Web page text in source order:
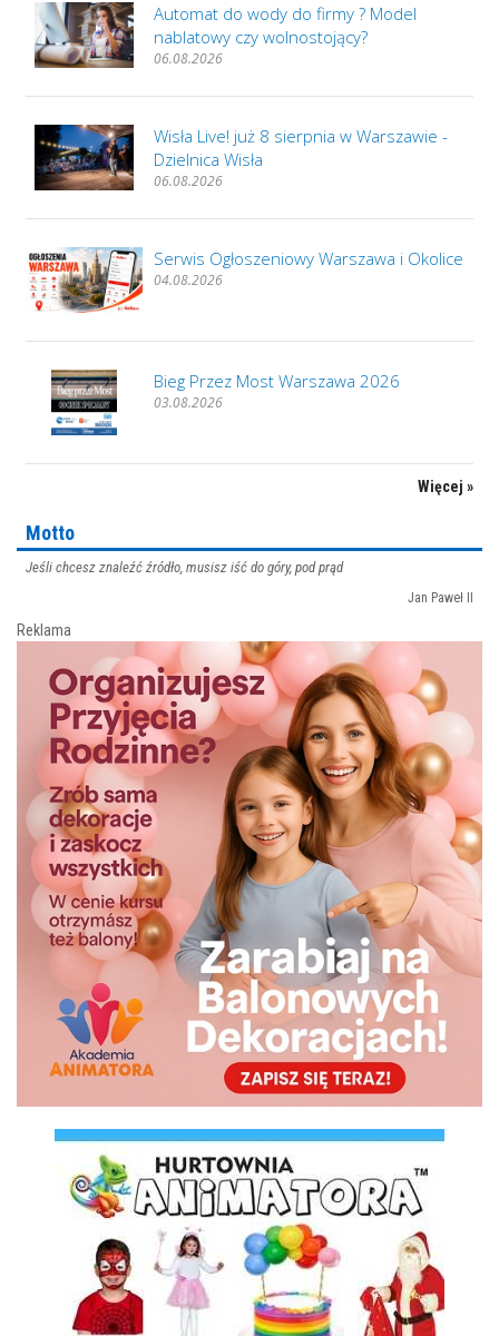
Automat do wody do firmy ? Model
nablatowy czy wolnostojący?
06.08.2026
Wisła Live! już 8 sierpnia w Warszawie -
Dzielnica Wisła
06.08.2026
Serwis Ogłoszeniowy Warszawa i Okolice
04.08.2026
Bieg Przez Most Warszawa 2026
03.08.2026
Więcej »
Motto
Jeśli chcesz znaleźć źródło, musisz iść do góry, pod prąd
Jan Paweł II
Reklama